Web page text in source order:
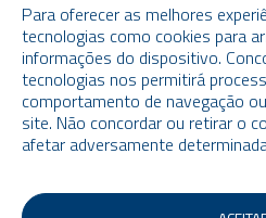
Para oferecer as melhores
tecnologias como cookies para
informações do dispositivo.
tecnologias nos permitirá
comportamento de navegação
site. Não concordar ou retirar o
afetar adversamente